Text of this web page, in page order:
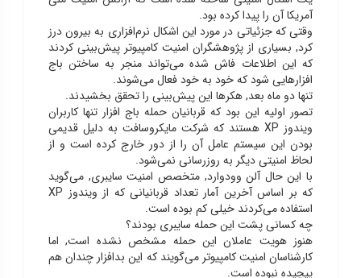
آمریکا آن را پیدا کرده بود.
وقتی که جزئیاتی در مورد این اشکال نرم‌افزاری به بیرون درز
کرد, بسیاری از پژوهشگران امنیت کامپیوتر پیش‌بینی کردند
که این اطلاعات فاش شده می‌تواند منجر به ساختن باج
افزارهایی شود که خود به خود فعال می‌شوند.
تنها دو ماه بعد, هکرها این پیش‌بینی را تحقق بخشیدند.
تصور اولیه این بود که قربانیان حمله باج افزار تنها کاربران
ویندوز XP هستند که شرکت مایکروسافت به دلیل قدیمی
بودن این سیستم عامل آن را از دور خارج کرده است و از
لحاظ امنیتی دیگر به روزرسانی نمی‌شود.
با این حال آلن وودوارد, متخصص امنیت سایبری, می‌گوید
که بر اساس آخرین آمار تعداد قربانیانی که از ویندوز XP
استفاده می‌کردند خیلی کم بوده است.
چه کسانی پشت این حمله سایبری بودند؟
هنوز هویت عاملان این حمله مشخص نشده است, اما
کارشناسان امنیت کامپیوتر می‌گویند که این بدافزار چندان هم
پیچیده نبوده است.